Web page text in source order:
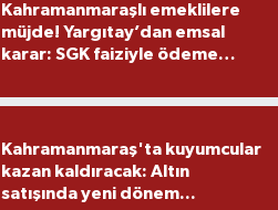
Kahramanmaraşlı emeklilere
müjde! Yargıtay’dan emsal
karar: SGK faiziyle ödeme
Kahramanmaraş'ta kuyumcular
kazan kaldıracak: Altın
satışında yeni dönem...